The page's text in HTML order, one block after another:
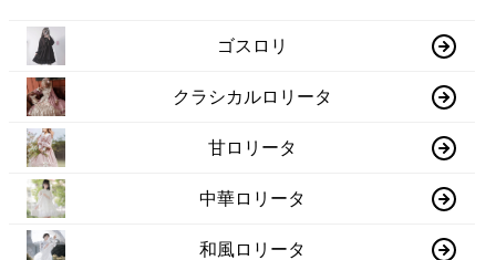
ゴスロリ
クラシカルロリータ
甘ロリータ
中華ロリータ
和風ロリータ